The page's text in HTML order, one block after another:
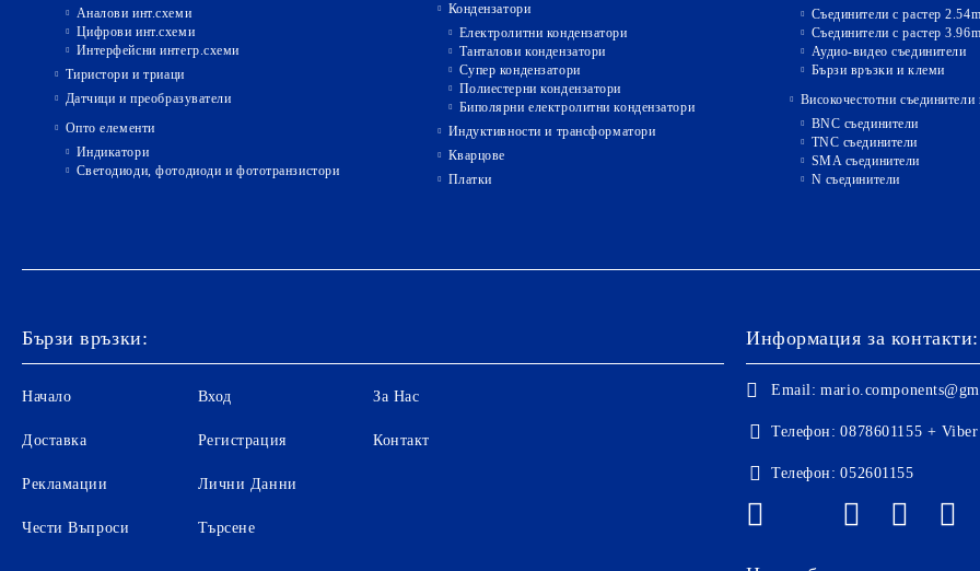
Аналови инт.схеми
Цифрови инт.схеми
Интерфейсни интегр.схеми
Тиристори и триаци
Датчици и преобразуватели
Опто елементи
Индикатори
Светодиоди, фотодиоди и фототранзистори
Кондензатори
Електролитни кондензатори
Танталови кондензатори
Супер кондензатори
Полиестерни кондензатори
Биполярни електролитни кондензатори
Индуктивности и трансформатори
Кварцове
Платки
Съединители с растер
Съединители с растер
Аудио-видео съединители
Бързи връзки и клеми
Високочестотни съединители
BNC съединители
TNC съединители
SMA съединители
N съединители
Бързи връзки:
Начало
Доставка
Рекламации
Чести Въпроси
Вход
Регистрация
Лични Данни
Търсене
За Нас
Контакт
Информация за контакти:
Email:
Телефон: 0878601155 + Viber
Телефон: 052601155